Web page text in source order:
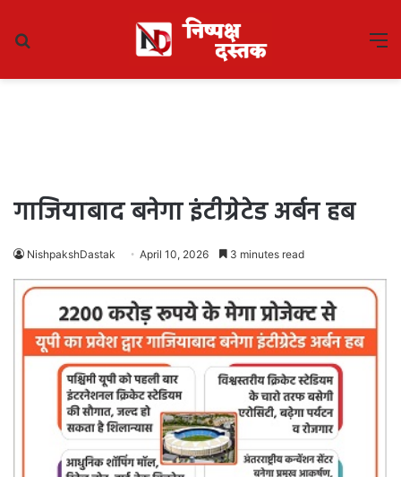
गाजियाबाद बनेगा इंटीग्रेटेड अर्बन हब
NishpakshDastak April 10, 2026 3 minutes read